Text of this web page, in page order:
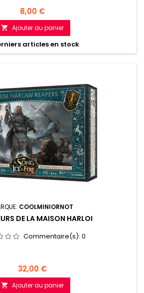
Prix
8,00 €
 Ajouter au panier
articles en stock
COOLMINIORNOT
DE LA MAISON HARLOI
Commentaire(s): 0
Prix
32,00 €
 Ajouter au panier